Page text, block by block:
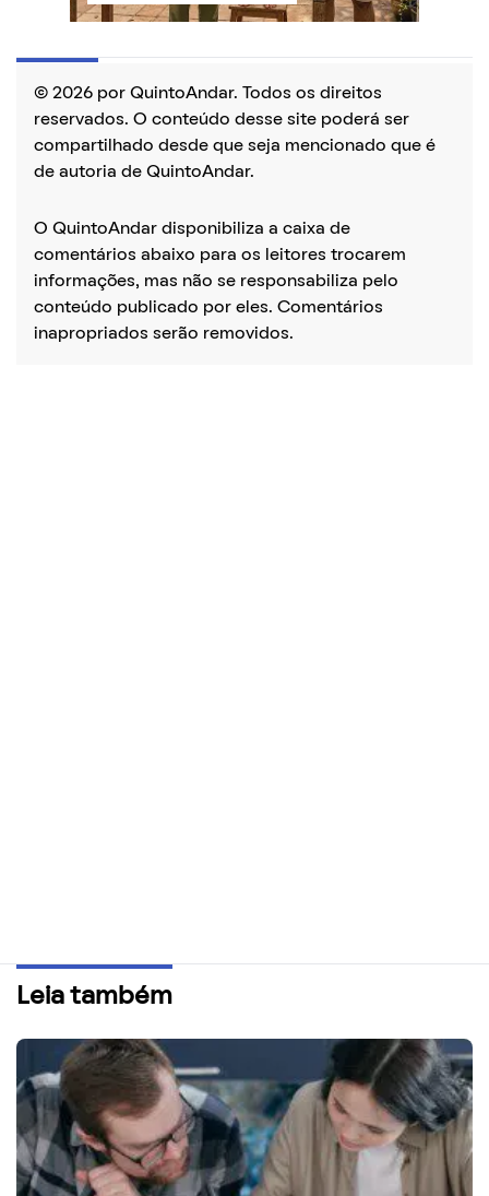
© 2026 por QuintoAndar. Todos os direitos
reservados. O conteúdo desse site poderá ser
compartilhado desde que seja mencionado que é
de autoria de QuintoAndar.
O QuintoAndar disponibiliza a caixa de
comentários abaixo para os leitores trocarem
informações, mas não se responsabiliza pelo
conteúdo publicado por eles. Comentários
inapropriados serão removidos.
Leia também